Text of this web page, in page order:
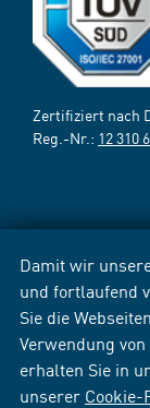
Damit wir
und fortlaufend
Sie die
Verwendung
erhalten Sie in
unserer
Zertifiziert nach
Reg.-Nr.: 12 310